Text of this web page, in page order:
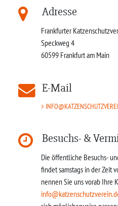
Adresse
Frankfurter
Speckweg 4
60599 Frankfurt am Main
E-Mail
Besuchs- &
Die öffentliche Besuchs-
findet samstags in der Zeit
nennen Sie uns vorab Ihre